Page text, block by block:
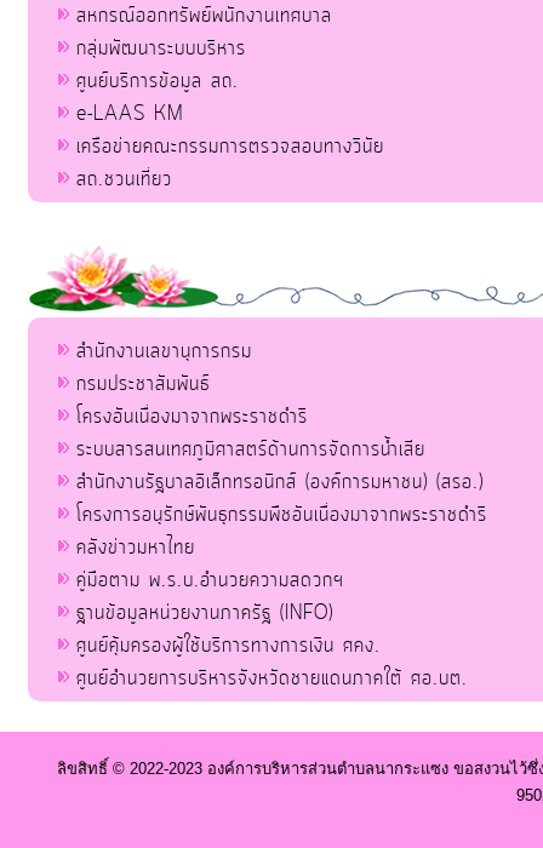
สหกรณ์ออกทรัพย์พนักงานเทศบาล
กลุ่มพัฒนาระบบบริหาร
ศูนย์บริการข้อมูล สถ.
e-LAAS KM
เครือข่ายคณะกรรมการตรวจสอบทางวินัย
สถ.ชวนเที่ยว
สำนักงานเลขานุการกรม
กรมประชาสัมพันธ์
โครงอันเนื่องมาจากพระราชดำริ
ระบบสารสนเทศภูมิศาสตร์ด้านการจัดการน้ำเสีย
สำนักงานรัฐบาลอิเล็กทรอนิกส์ (องค์การมหาชน) (สรอ.)
โครงการอนุรักษ์พันธุกรรมพืชอันเนื่องมาจากพระราชดำริ
คลังข่าวมหาไทย
คู่มือตาม พ.ร.บ.อำนวยความสดวกฯ
ฐานข้อมูลหน่วยงานภาครัฐ (INFO)
ศูนย์คุ้มครองผู้ใช้บริการทางการเงิน ศคง.
ศูนย์อำนวยการบริหารจังหวัดชายแดนภาคใต้ ศอ.บต.
ลิขสิทธิ์ © 2022-2023 องค์การบริหารส่วนตำบลนากระแซง ขอสงวนไว้